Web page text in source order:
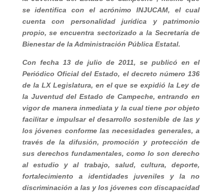
se identifica con el acrónimo INJUCAM, el cual
cuenta con personalidad jurídica y patrimonio
propio, se encuentra sectorizado a la Secretaría de
Bienestar de la Administración Pública Estatal.
Con fecha 13 de julio de 2011, se publicó en el
Periódico Oficial del Estado, el decreto número 136
de la LX Legislatura, en el que se expidió la Ley de
la Juventud del Estado de Campeche, entrando en
vigor de manera inmediata y la cual tiene por objeto
facilitar e impulsar el desarrollo sostenible de las y
los jóvenes conforme las necesidades generales, a
través de la difusión, promoción y protección de
sus derechos fundamentales, como lo son derecho
al estudio y al trabajo, salud, cultura, deporte,
fortalecimiento a identidades juveniles y la no
discriminación a las y los jóvenes con discapacidad